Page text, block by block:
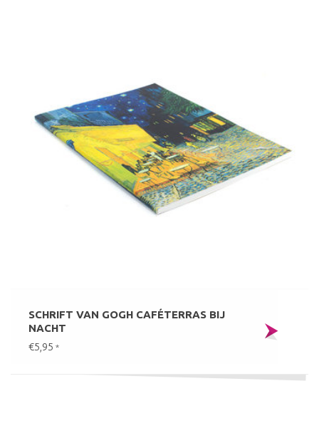
SCHRIFT VAN GOGH CAFÉTERRAS BIJ
NACHT
€5,95 *